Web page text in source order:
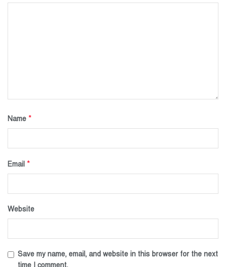
Name *
Email *
Website
Save my name, email, and website in this browser for the next